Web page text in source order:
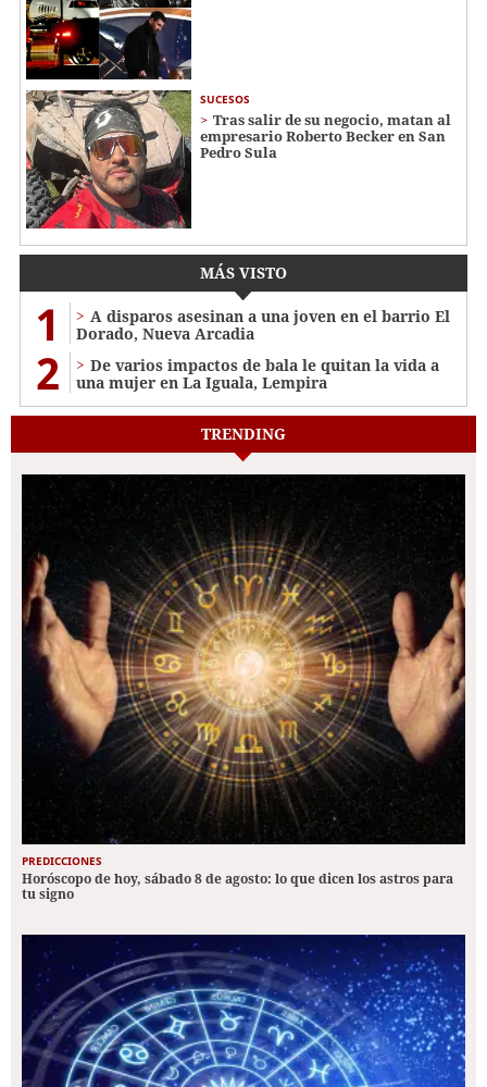
SUCESOS
Tras salir de su negocio, matan al
empresario Roberto Becker en San
Pedro Sula
MÁS VISTO
1
A disparos asesinan a una joven en el barrio El
Dorado, Nueva Arcadia
2
De varios impactos de bala le quitan la vida a
una mujer en La Iguala, Lempira
TRENDING
PREDICCIONES
Horóscopo de hoy, sábado 8 de agosto: lo que dicen los astros para
tu signo